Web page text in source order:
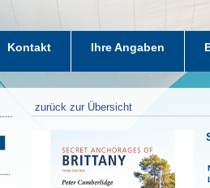
Kontakt Ihre Angaben
zurück zur Übersicht